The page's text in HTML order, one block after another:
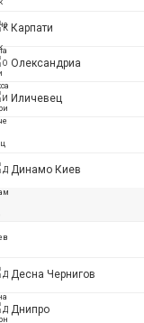
Карпати
Олександриа
Иличевец
Динамо Киев
Десна Чернигов
Днипро